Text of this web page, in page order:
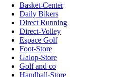
Basket-Center
Daily Bikers
Direct Running
Direct-Volley
Espace Golf
Foot-Store
Galop-Store
Golf and co
Handball-Store